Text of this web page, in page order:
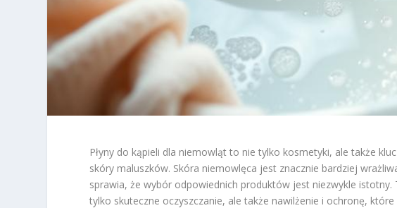
Płyny do kąpieli dla niemowląt to nie tylko kosmetyki, ale także
skóry maluszków. Skóra niemowlęca jest znacznie bardziej
sprawia, że wybór odpowiednich produktów jest niezwykle
tylko skuteczne oczyszczanie, ale także nawilżenie i ochronę,